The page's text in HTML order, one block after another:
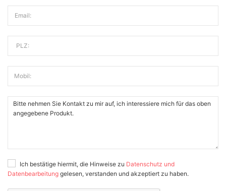
Email:
PLZ:
Mobil:
Ich bestätige hiermit, die Hinweise zu Datenschutz und
Datenbearbeitung gelesen, verstanden und akzeptiert zu haben.